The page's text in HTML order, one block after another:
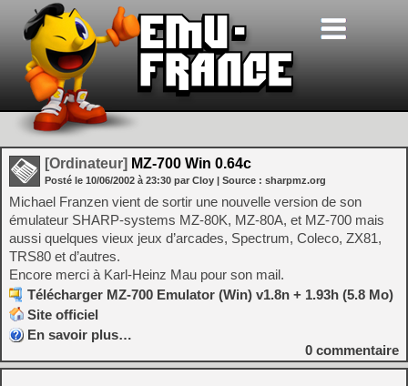
[Ordinateur] MZ-700 Win 0.64c
Posté le 10/06/2002 à 23:30 par Cloy | Source : sharpmz.org
Michael Franzen vient de sortir une nouvelle version de son
émulateur SHARP-systems MZ-80K, MZ-80A, et MZ-700 mais
aussi quelques vieux jeux d’arcades, Spectrum, Coleco, ZX81,
TRS80 et d’autres.
Encore merci à Karl-Heinz Mau pour son mail.
Télécharger MZ-700 Emulator (Win) v1.8n + 1.93h (5.8 Mo)
Site officiel
En savoir plus…
0 commentaire